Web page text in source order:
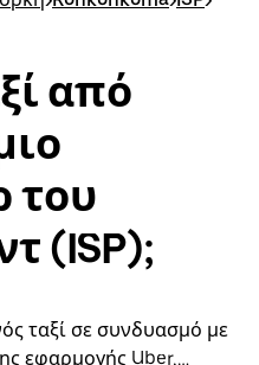
από
του
(ISP);
ταξί σε συνδυασμό με
εφαρμογής Uber,